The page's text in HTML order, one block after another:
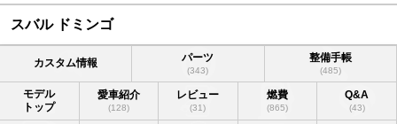
スバル ドミンゴ
カスタム情報 パーツ
(343)
整備手帳
(485)
モデル
トップ
愛車紹介
(128)
レビュー
(31)
燃費
(865)
Q&A
(43)